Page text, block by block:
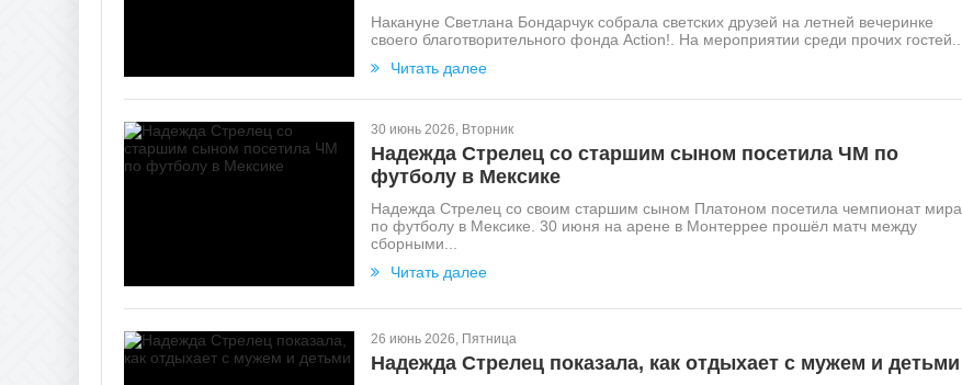
Накануне Светлана Бондарчук собрала светских друзей на летней вечеринке
своего благотворительного фонда Action!. На мероприятии среди прочих гостей...
Читать далее
30 июнь 2026, Вторник
Надежда Стрелец со старшим сыном посетила ЧМ по
футболу в Мексике
Надежда Стрелец со своим старшим сыном Платоном посетила чемпионат мира
по футболу в Мексике. 30 июня на арене в Монтеррее прошёл матч между
сборными...
Читать далее
26 июнь 2026, Пятница
Надежда Стрелец показала, как отдыхает с мужем и детьми